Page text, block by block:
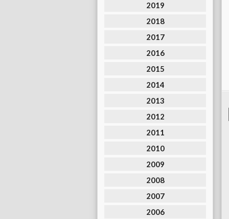
2019
2018
2017
2016
2015
2014
2013
2012
2011
2010
2009
2008
2007
2006